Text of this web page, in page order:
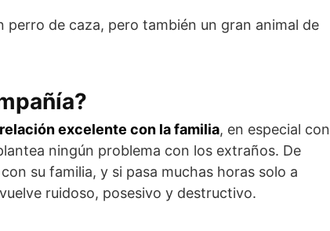
perro de caza, pero también un gran animal de
excelente con la familia, en especial con
ningún problema con los extraños. De
su familia, y si pasa muchas horas solo a
ruidoso, posesivo y destructivo.